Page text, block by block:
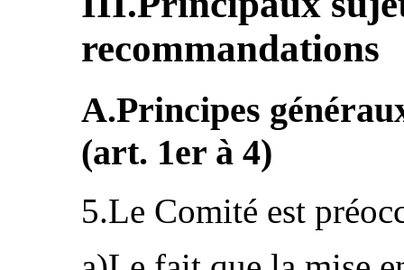
recommandations
A.Principes
(art. 1er à 4)
5.Le Comité est